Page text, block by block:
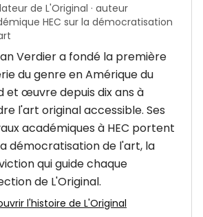
de L'Original · auteur
HEC sur la démocratisation
Verdier a fondé la première
du genre en Amérique du
et œuvre depuis dix ans à
l'art original accessible. Ses
académiques à HEC portent
démocratisation de l'art, la
qui guide chaque
de L'Original.
l'histoire de L'Original